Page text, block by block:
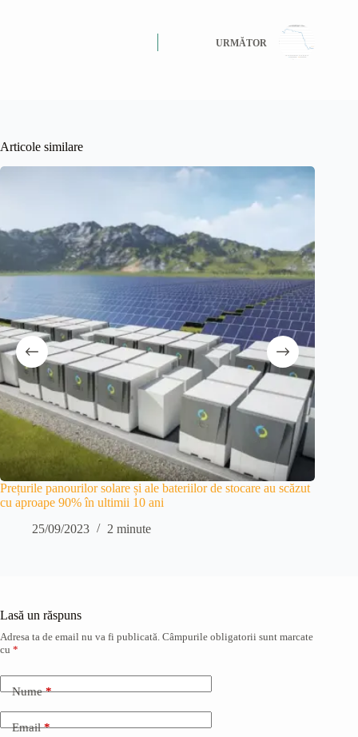
URMĂTOR
Articole similare
Prețurile panourilor solare și ale bateriilor de stocare au scăzut
cu aproape 90% în ultimii 10 ani
25/09/2023
2 minute
Lasă un răspuns
Adresa ta de email nu va fi publicată. Câmpurile obligatorii sunt marcate
cu *
Nume*
Email*